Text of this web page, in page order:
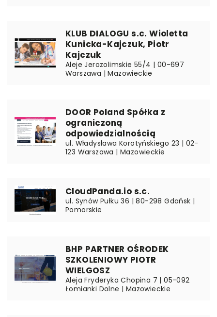
KLUB DIALOGU s.c. Wioletta
Kunicka-Kajczuk, Piotr
Kajczuk
Aleje Jerozolimskie 55/4 | 00-697
Warszawa | Mazowieckie
DOOR Poland Spółka z
ograniczoną
odpowiedzialnością
ul. Władysława Korotyńskiego 23 | 02-
123 Warszawa | Mazowieckie
CloudPanda.io s.c.
ul. Synów Pułku 36 | 80-298 Gdańsk |
Pomorskie
BHP PARTNER OŚRODEK
SZKOLENIOWY PIOTR
WIELGOSZ
Aleja Fryderyka Chopina 7 | 05-092
Łomianki Dolne | Mazowieckie